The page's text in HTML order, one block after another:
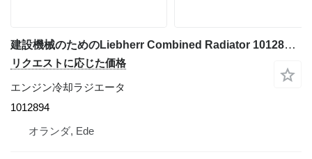
建設機械のためのLiebherr Combined Radiator 1012894 エンジン冷却ラジエータ
リクエストに応じた価格
エンジン冷却ラジエータ
1012894
オランダ, Ede